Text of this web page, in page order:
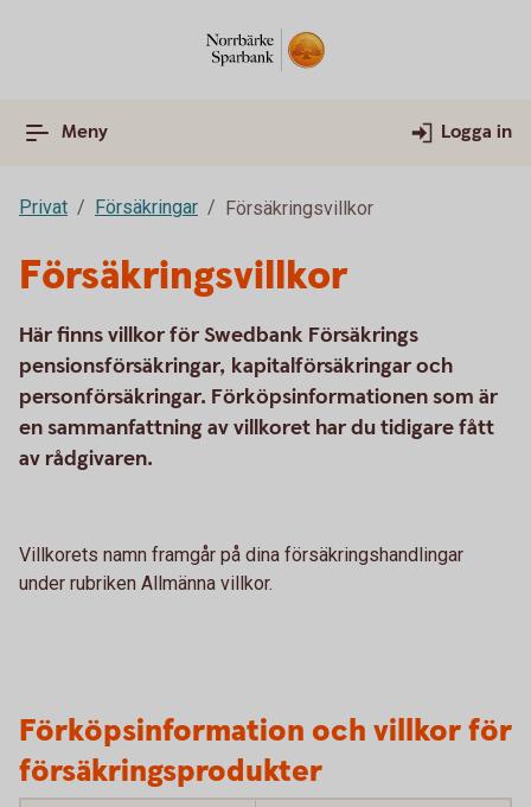
Meny Logga in
Privat Försäkringar Försäkringsvillkor
Försäkringsvillkor
Här finns villkor för Swedbank Försäkrings
pensionsförsäkringar, kapitalförsäkringar och
personförsäkringar. Förköpsinformationen som är
en sammanfattning av villkoret har du tidigare fått
av rådgivaren.
Villkorets namn framgår på dina försäkringshandlingar
under rubriken Allmänna villkor.
Förköpsinformation och villkor för
försäkringsprodukter